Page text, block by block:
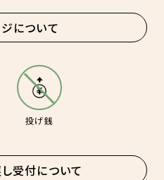
について
投げ銭
受付について